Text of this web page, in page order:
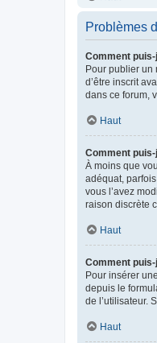
Problèmes
Comment
Pour publier un
d’être inscrit
dans ce forum,
Haut
Comment
À moins que
adéquat,
vous l’avez
raison discrète
Haut
Comment
Pour insérer
depuis le
de l’utilisateur.
Haut